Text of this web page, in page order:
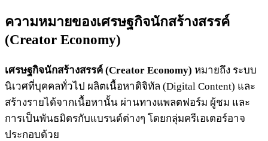
ความหมายของเศรษฐกิจนักสร้างสรรค์
(Creator Economy)
เศรษฐกิจนักสร้างสรรค์ (Creator Economy) หมายถึง ระบบ
นิเวศที่บุคคลทั่วไป ผลิตเนื้อหาดิจิทัล (Digital Content) และ
สร้างรายได้จากเนื้อหานั้น ผ่านทางแพลตฟอร์ม ผู้ชม และ
การเป็นพันธมิตรกับแบรนด์ต่างๆ โดยกลุ่มครีเอเตอร์อาจ
ประกอบด้วย